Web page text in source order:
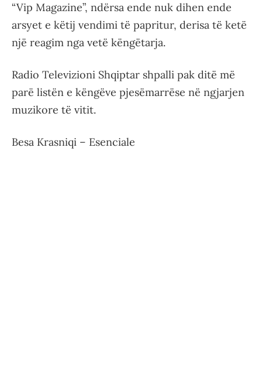
“Vip Magazine”, ndërsa ende nuk dihen ende
arsyet e këtij vendimi të papritur, derisa të ketë
një reagim nga vetë këngëtarja.
Radio Televizioni Shqiptar shpalli pak ditë më
parë listën e këngëve pjesëmarrëse në ngjarjen
muzikore të vitit.
Besa Krasniqi – Esenciale